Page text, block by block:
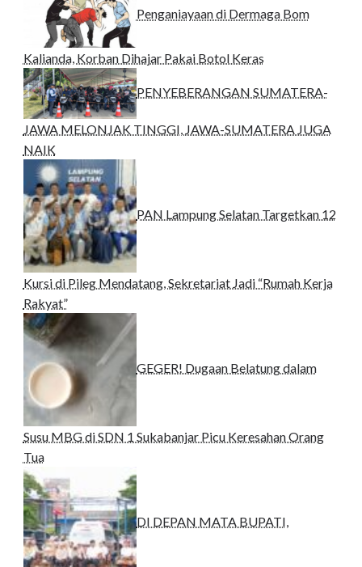
Penganiayaan di Dermaga Bom
Kalianda, Korban Dihajar Pakai Botol Keras
PENYEBERANGAN SUMATERA-
JAWA MELONJAK TINGGI, JAWA-SUMATERA JUGA
NAIK
PAN Lampung Selatan Targetkan 12
Kursi di Pileg Mendatang, Sekretariat Jadi “Rumah Kerja
Rakyat”
GEGER! Dugaan Belatung dalam
Susu MBG di SDN 1 Sukabanjar Picu Keresahan Orang
Tua
DI DEPAN MATA BUPATI,